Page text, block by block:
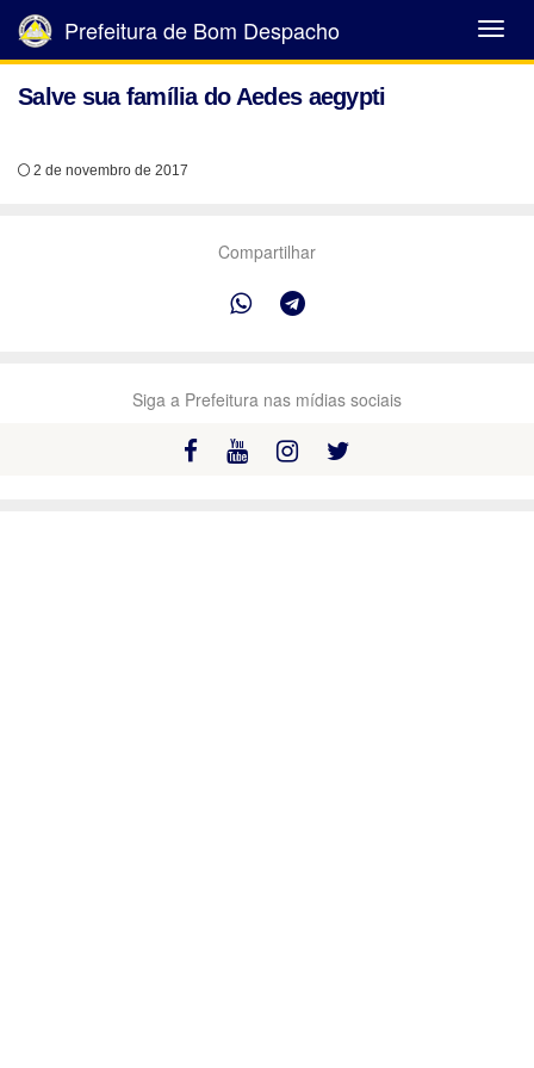
Abrir
Menu
Prefeitura de Bom Despacho
Salve sua família do Aedes aegypti
2 de novembro de 2017
Compartilhar
Siga a Prefeitura nas mídias sociais